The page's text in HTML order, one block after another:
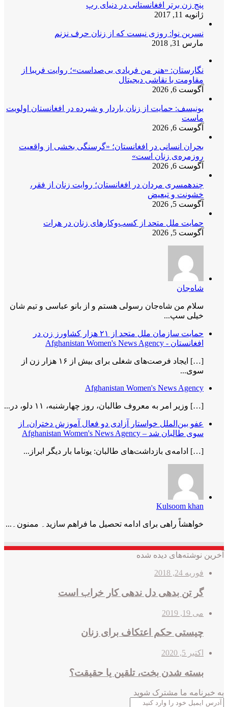
پنج زن برتر افغانستانی در دنیای رپ
ژانویه 11, 2017
نسرین نوا: روزی نیست که از زنان حرف نزنم
مارس 31, 2018
نگارستان: «هنر من فریادی بی‌صداست»؛ روایت فریبا از
مقاومت با نقاشی دیجیتال
آگوست 6, 2026
یونیسف: حمایت از زنان باردار و شیرده در افغانستان اولویت
ماست
آگوست 6, 2026
بحران انسانی در افغانستان؛ «گرسنگی بخشی از واقعیت
روزمره‌ی زنان است»
آگوست 6, 2026
چندهمسری مردان در افغانستان؛ روایت زنان از فقر،
خشونت و تبعیض
آگوست 5, 2026
حمایت ملل متحد از کسب‌وکارهای زنان در هرات
آگوست 5, 2026
شاه‌جان
سلام من شاه‌جان رسولی هستم و از بانو عباسی و تیم شان
خیلی سپ...
حمایت سازمان ملل متحد از ۲۱ هزار کشاورز زن در
افغانستان - Afghanistan Women's News Agency
[…] ایجاد فرصت‌های شغلی برای بیش از ۱۶ هزار زن از
سوی...
Afghanistan Women's News Agency
[…] وزیر امر به معروف طالبان، روز چهارشنبه، ۱۱ دلو، در...
عفو بین‌الملل خواستار آزادی دو فعال آموزش دختران، از
سوی طالبان شد – Afghanistan Women's News Agency
[…] ادامه‌ی بازداشت‌های طالبان: یوناما بار دیگر ابراز...
Kulsoom khan
خواھشاً راھی برای ادامه تحصیل ما فراھم سازید۔ ممنون۔...
آخرین نوشته‌های دیده شده
فوریه 24, 2018
گر تن بدهی دل ندهی کار خراب است
می 19, 2019
چیستی حکم اعتکاف برای زنان
اکتبر 5, 2020
بسته شدن بخت، تلقین یا حقیقت؟
به خبرنامه‌‌ ما مشترک شوید
آدرس